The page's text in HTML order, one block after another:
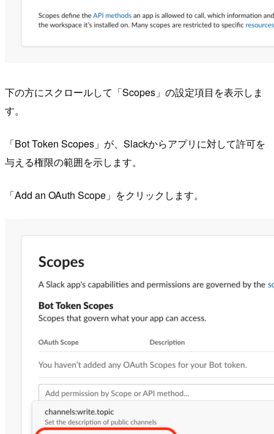
下の方にスクロールして「Scopes」の設定項目を表示しま
す。
「Bot Token Scopes」が、Slackからアプリに対して許可を
与える権限の範囲を示します。
「Add an OAuth Scope」をクリックします。